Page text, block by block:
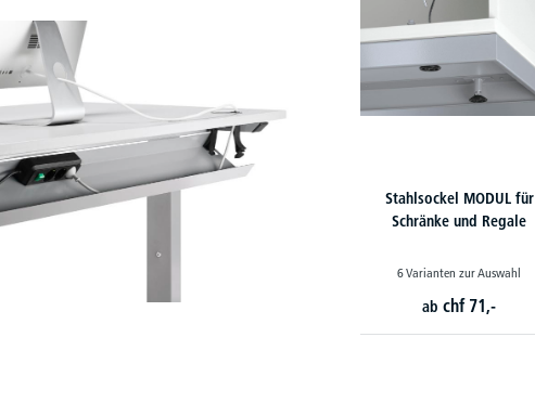
Stahlsockel MODUL für
Schränke und Regale
6 Varianten zur Auswahl
ab chf 71,-